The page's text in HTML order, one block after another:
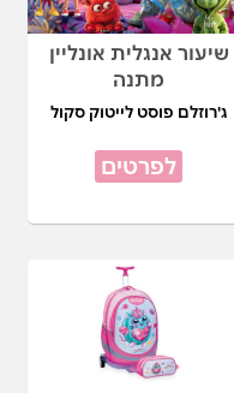
שיעור אנגלית אונליין
מתנה
ג'רוזלם פוסט לייטוק סקול
לפרטים